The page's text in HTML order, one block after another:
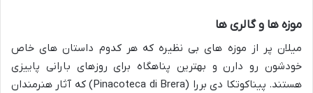
موزه ها و گالری ها
میلان پر از موزه های بی نظیره که هر کدوم داستان های خاص
خودشون رو دارن و بهترین پناهگاه برای روزهای بارانی پاییزی
هستند. پیناکوتکا دی بررا (Pinacoteca di Brera) که آثار هنرمندان